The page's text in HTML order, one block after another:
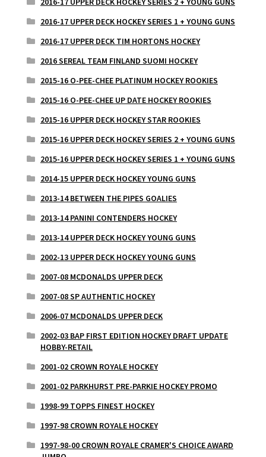
2016-17 UPPER DECK HOCKEY SERIES 1 + YOUNG GUNS
2016-17 UPPER DECK TIM HORTONS HOCKEY
2016 SEREAL TEAM FINLAND SUOMI HOCKEY
2015-16 O-PEE-CHEE PLATINUM HOCKEY ROOKIES
2015-16 O-PEE-CHEE UP DATE HOCKEY ROOKIES
2015-16 UPPER DECK HOCKEY STAR ROOKIES
2015-16 UPPER DECK HOCKEY SERIES 2 + YOUNG GUNS
2015-16 UPPER DECK HOCKEY SERIES 1 + YOUNG GUNS
2014-15 UPPER DECK HOCKEY YOUNG GUNS
2013-14 BETWEEN THE PIPES GOALIES
2013-14 PANINI CONTENDERS HOCKEY
2013-14 UPPER DECK HOCKEY YOUNG GUNS
2002-13 UPPER DECK HOCKEY YOUNG GUNS
2007-08 MCDONALDS UPPER DECK
2007-08 SP AUTHENTIC HOCKEY
2006-07 MCDONALDS UPPER DECK
2002-03 BAP FIRST EDITION HOCKEY DRAFT UPDATE
HOBBY-RETAIL
2001-02 CROWN ROYALE HOCKEY
2001-02 PARKHURST PRE-PARKIE HOCKEY PROMO
1998-99 TOPPS FINEST HOCKEY
1997-98 CROWN ROYALE HOCKEY
1997-98-00 CROWN ROYALE CRAMER'S CHOICE AWARD